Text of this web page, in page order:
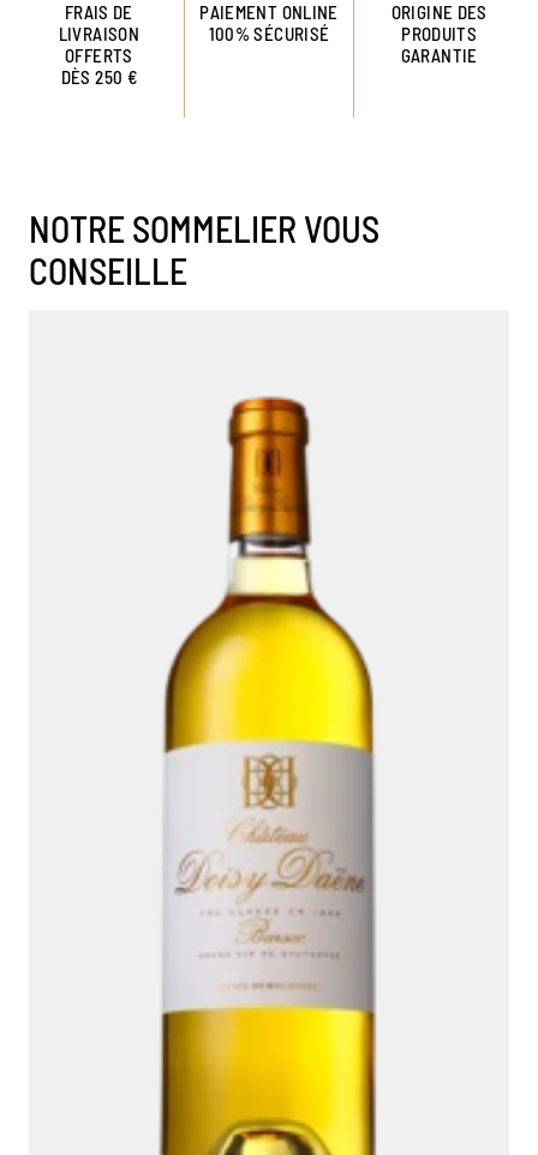
FRAIS DE
LIVRAISON
OFFERTS
DÈS 250 €
PAIEMENT ONLINE
100% SÉCURISÉ
ORIGINE DES
PRODUITS
GARANTIE
NOTRE SOMMELIER VOUS
CONSEILLE